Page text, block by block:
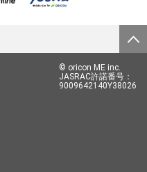
© oricon ME inc.
JASRAC許諾番号：
9009642140Y38026